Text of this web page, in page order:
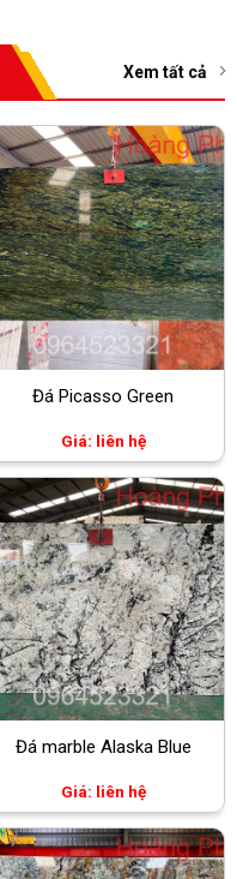
Xem tất cả
Đá Picasso Green
Giá: liên hệ
Đá marble Alaska Blue
Giá: liên hệ